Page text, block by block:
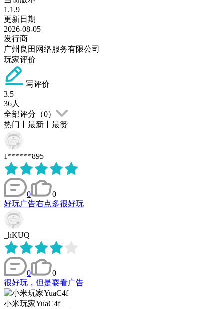
1.1.9
更新日期
2026-08-05
发行商
广州良田网络服务有限公司
玩家评价
写评价
3.5
36人
全部评分（0）
热门
最新 最赞
1******895
0
0
好玩广告右点多很好玩
_hKUQ
0
0
很好玩，但是耍看广告
小米玩家YuaC4f